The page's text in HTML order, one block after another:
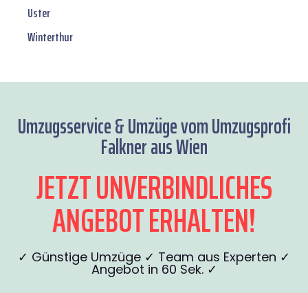
Uster
Winterthur
Umzugsservice & Umzüge vom Umzugsprofi
Falkner aus Wien
JETZT UNVERBINDLICHES
ANGEBOT ERHALTEN!
✓ Günstige Umzüge ✓ Team aus Experten ✓
Angebot in 60 Sek. ✓